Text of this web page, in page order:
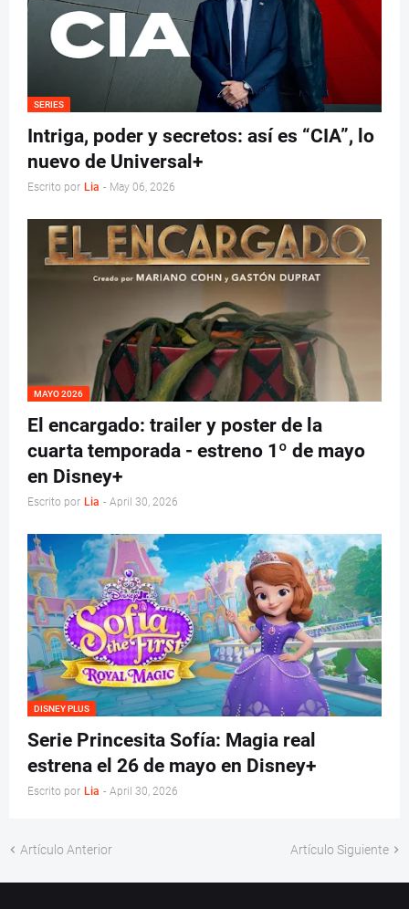
SERIES
Intriga, poder y secretos: así es “CIA”, lo
nuevo de Universal+
Escrito por Lia - May 06, 2026
MAYO 2026
El encargado: trailer y poster de la
cuarta temporada - estreno 1º de mayo
en Disney+
Escrito por Lia - April 30, 2026
DISNEY PLUS
Serie Princesita Sofía: Magia real
estrena el 26 de mayo en Disney+
Escrito por Lia - April 30, 2026
Artículo Anterior Artículo Siguiente